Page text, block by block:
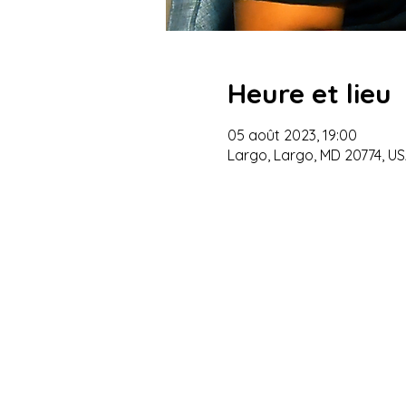
Heure et lieu
05 août 2023, 19:00
Largo, Largo, MD 20774,